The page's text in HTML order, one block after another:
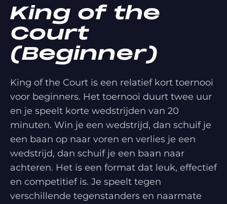
King of the
Court
(Beginner)
King of the Court is een relatief kort toernooi
voor beginners. Het toernooi duurt twee uur
en je speelt korte wedstrijden van 20
minuten. Win je een wedstrijd, dan schuif je
een baan op naar voren en verlies je een
wedstrijd, dan schuif je een baan naar
achteren. Het is een format dat leuk, effectief
en competitief is. Je speelt tegen
verschillende tegenstanders en naarmate